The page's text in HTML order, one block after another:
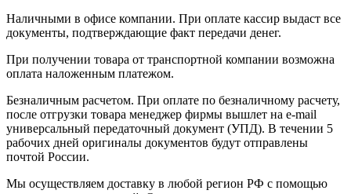
Наличными в офисе компании. При оплате кассир выдаст все
документы, подтверждающие факт передачи денег.
При получении товара от транспортной компании возможна
оплата наложенным платежом.
Безналичным расчетом. При оплате по безналичному расчету,
после отгрузки товара менеджер фирмы вышлет на e-mail
универсальный передаточный документ (УПД). В течении 5
рабочих дней оригиналы документов будут отправлены
почтой России.
Мы осуществляем доставку в любой регион РФ с помощью